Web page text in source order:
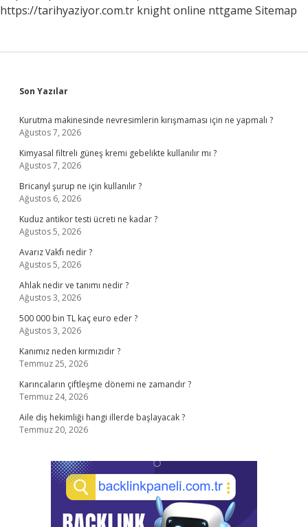
https://tarihyaziyor.com.tr knight online nttgame Sitemap
Sidebar
Son Yazılar
Kurutma makinesinde nevresimlerin kırışmaması için ne yapmalı ?
Ağustos 7, 2026
Kimyasal filtreli güneş kremi gebelikte kullanılır mı ?
Ağustos 7, 2026
Bricanyl şurup ne için kullanılır ?
Ağustos 6, 2026
Kuduz antikor testi ücreti ne kadar ?
Ağustos 5, 2026
Avarız Vakfı nedir ?
Ağustos 5, 2026
Ahlak nedir ve tanımı nedir ?
Ağustos 3, 2026
500 000 bin TL kaç euro eder ?
Ağustos 3, 2026
Kanımız neden kırmızıdır ?
Temmuz 25, 2026
Karıncaların çiftleşme dönemi ne zamandır ?
Temmuz 24, 2026
Aile diş hekimliği hangi illerde başlayacak ?
Temmuz 20, 2026